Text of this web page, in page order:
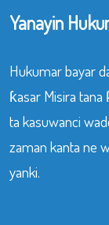
Yanayin
Hukumar bayar
ƙasar Misira
ta kasuwanci
zaman kanta ne
yanki.